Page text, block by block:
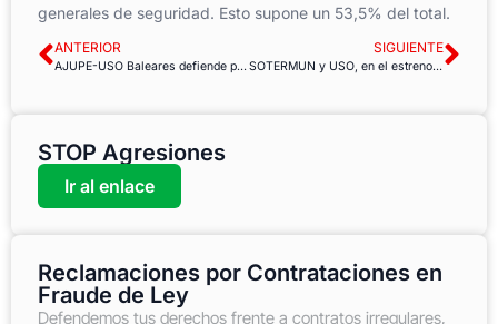
generales de seguridad. Esto supone un 53,5% del total.
ANTERIOR
AJUPE-USO Baleares defiende pensiones públicas dignas y protegidas en la Constitución
SIGUIENTE
SOTERMUN y USO, en el estreno de la película “Flores en la Basura”
STOP Agresiones
Ir al enlace
Reclamaciones por Contrataciones en
Fraude de Ley
Defendemos tus derechos frente a contratos irregulares,